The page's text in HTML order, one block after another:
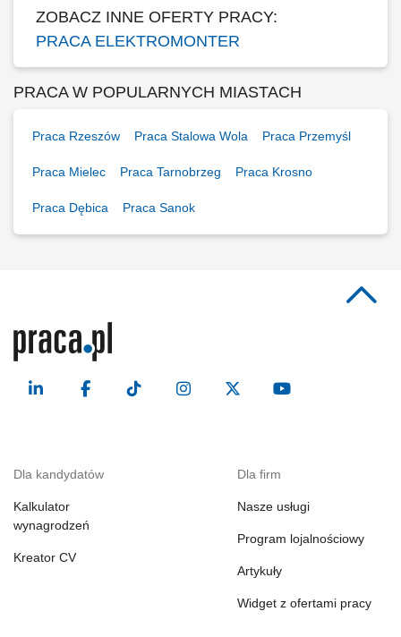
ZOBACZ INNE OFERTY PRACY:
PRACA ELEKTROMONTER
PRACA W POPULARNYCH MIASTACH
Praca Rzeszów Praca Stalowa Wola Praca Przemyśl
Praca Mielec Praca Tarnobrzeg Praca Krosno
Praca Dębica Praca Sanok
Dla kandydatów
Kalkulator
wynagrodzeń
Kreator CV
Dla firm
Nasze usługi
Program lojalnościowy
Artykuły
Widget z ofertami pracy